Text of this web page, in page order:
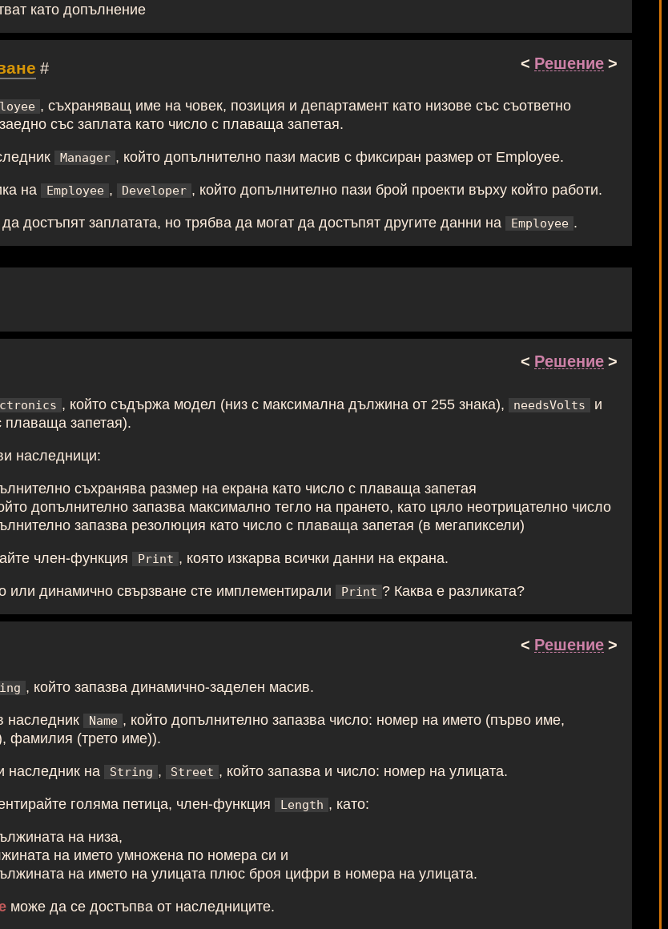
като допълнение
# < Решение >
, съхраняващ име на човек, позиция и департамент като низове със съответно
със заплата като число с плаваща запетая.
Manager , който допълнително пази масив с фиксиран размер от Employee.
на Employee Developer , който допълнително пази брой проекти върху който работи.
достъпят заплатата, но трябва да могат да достъпят другите данни на Employee
< Решение >
, който съдържа модел (низ с максимална дължина от 255 знака), needsVolts
и
плаваща запетая).
наследници:
съхранява размер на екрана като число с плаваща запетая
допълнително запазва максимално тегло на прането, като цяло неотрицателно число
запазва резолюция като число с плаваща запетая (в мегапиксели)
член-функция Print , която изкарва всички данни на екрана.
или динамично свързване сте имплементирали Print ? Каква е разликата?
< Решение >
, който запазва динамично-заделен масив.
наследник Name
, който допълнително запазва число: номер на името (първо име,
фамилия (трето име)).
наследник на String Street , който запазва и число: номер на улицата.
голяма петица, член-функция Length , като:
на низа,
на името умножена по номера си и
на името на улицата плюс броя цифри в номера на улицата.
може да се достъпва от наследниците.